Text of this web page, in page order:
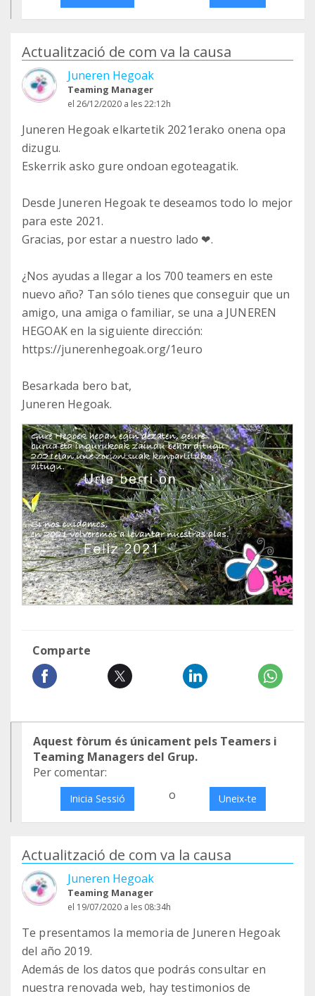
Actualització de com va la causa
Juneren Hegoak
Teaming Manager
el 26/12/2020 a les 22:12h
Juneren Hegoak elkartetik 2021erako onena opa
dizugu.
Eskerrik asko gure ondoan egoteagatik.
Desde Juneren Hegoak te deseamos todo lo mejor
para este 2021.
Gracias, por estar a nuestro lado ❤.
¿Nos ayudas a llegar a los 700 teamers en este
nuevo año? Tan sólo tienes que conseguir que un
amigo, una amiga o familiar, se una a JUNEREN
HEGOAK en la siguiente dirección:
https://junerenhegoak.org/1euro
Besarkada bero bat,
Juneren Hegoak.
Comparte
Aquest fòrum és únicament pels Teamers i
Teaming Managers del Grup.
Per comentar:
Inicia Sessió o Uneix-te
Actualització de com va la causa
Juneren Hegoak
Teaming Manager
el 19/07/2020 a les 08:34h
Te presentamos la memoria de Juneren Hegoak
del año 2019.
Además de los datos que podrás consultar en
nuestra renovada web, hay testimonios de